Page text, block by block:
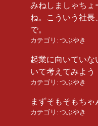
みねしましゃちょ
ね。こういう社長
で。
カテゴリ: つぶやき
起業に向いていな
いて考えてみよう
カテゴリ: つぶやき
まずそもそもちゃ
カテゴリ: つぶやき